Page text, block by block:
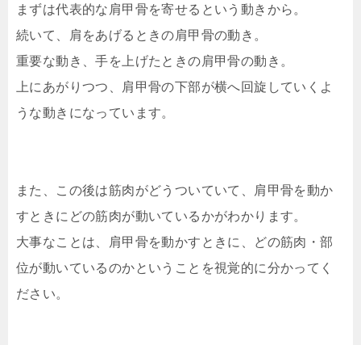
まずは代表的な肩甲骨を寄せるという動きから。
続いて、肩をあげるときの肩甲骨の動き。
重要な動き、手を上げたときの肩甲骨の動き。
上にあがりつつ、肩甲骨の下部が横へ回旋していくよ
うな動きになっています。
また、この後は筋肉がどうついていて、肩甲骨を動か
すときにどの筋肉が動いているかがわかります。
大事なことは、肩甲骨を動かすときに、どの筋肉・部
位が動いているのかということを視覚的に分かってく
ださい。